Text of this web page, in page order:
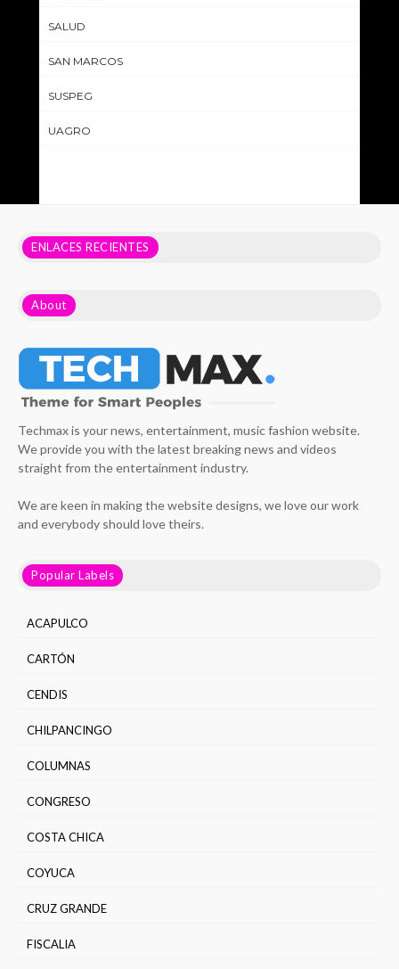
SALUD
SAN MARCOS
SUSPEG
UAGRO
ENLACES RECIENTES
About
Techmax is your news, entertainment, music fashion website.
We provide you with the latest breaking news and videos
straight from the entertainment industry.
We are keen in making the website designs, we love our work
and everybody should love theirs.
Popular Labels
ACAPULCO
CARTÓN
CENDIS
CHILPANCINGO
COLUMNAS
CONGRESO
COSTA CHICA
COYUCA
CRUZ GRANDE
FISCALIA